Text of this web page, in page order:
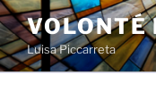
Spring
naar
de
inhoud
VOLONTÉ
Luisa Piccarreta